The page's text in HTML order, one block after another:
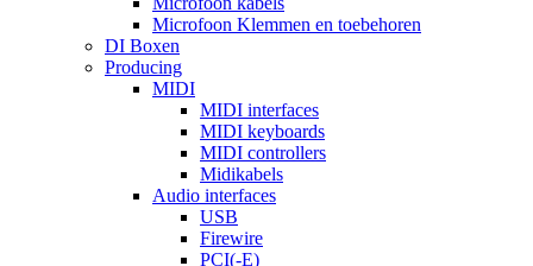
Microfoon Klemmen en toebehoren
DI Boxen
Producing
MIDI
MIDI interfaces
MIDI keyboards
MIDI controllers
Midikabels
Audio interfaces
USB
Firewire
PCI(-E)